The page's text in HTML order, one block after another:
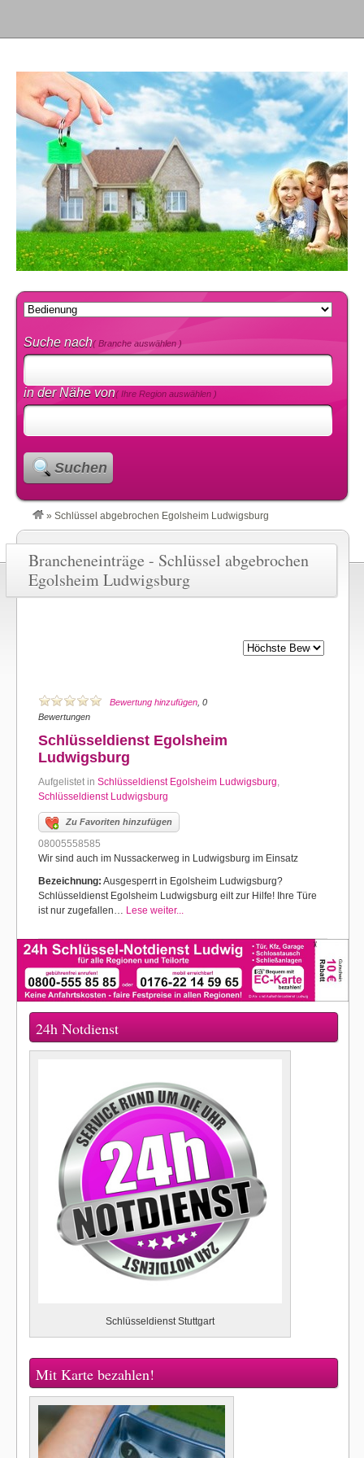
Suche nach( Branche auswählen )
in der Nähe von( Ihre Region auswählen )
Suchen
» Schlüssel abgebrochen Egolsheim Ludwigsburg
Brancheneinträge - Schlüssel abgebrochen
Egolsheim Ludwigsburg
Bewertung hinzufügen , 0
Bewertungen
Schlüsseldienst Egolsheim
Ludwigsburg
Aufgelistet in Schlüsseldienst Egolsheim Ludwigsburg,
Schlüsseldienst Ludwigsburg
Zu Favoriten hinzufügen
08005558585
Wir sind auch im Nussackerweg in Ludwigsburg im Einsatz
Bezeichnung: Ausgesperrt in Egolsheim Ludwigsburg?
Schlüsseldienst Egolsheim Ludwigsburg eilt zur Hilfe! Ihre Türe
ist nur zugefallen… Lese weiter...
24h Notdienst
Schlüsseldienst Stuttgart
Mit Karte bezahlen!